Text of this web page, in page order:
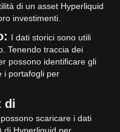
di un asset Hyperliquid
investimenti.
I dati storici sono utili
Tenendo traccia dei
possono identificare gli
i portafogli per
di
scaricare i dati
di Hyperliquid per